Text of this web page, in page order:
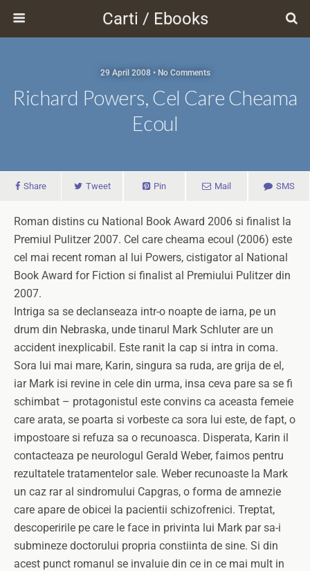
Carti / Ebooks
29 April 2008 • No Comments
Richard Powers, Cel Care Cheama
Ecoul
Share Tweet Pin Mail SMS
Roman distins cu National Book Award 2006 si finalist la
Premiul Pulitzer 2007. Cel care cheama ecoul (2006) este
cel mai recent roman al lui Powers, cistigator al National
Book Award for Fiction si finalist al Premiului Pulitzer din
2007.
Intriga sa se declanseaza intr-o noapte de iarna, pe un
drum din Nebraska, unde tinarul Mark Schluter are un
accident inexplicabil. Este ranit la cap si intra in coma.
Sora lui mai mare, Karin, singura sa ruda, are grija de el,
iar Mark isi revine in cele din urma, insa ceva pare sa se fi
schimbat – protagonistul este convins ca aceasta femeie
care arata, se poarta si vorbeste ca sora lui este, de fapt, o
impostoare si refuza sa o recunoasca. Disperata, Karin il
contacteaza pe neurologul Gerald Weber, faimos pentru
rezultatele tratamentelor sale. Weber recunoaste la Mark
un caz rar al sindromului Capgras, o forma de amnezie
care apare de obicei la pacientii schizofrenici. Treptat,
descoperirile pe care le face in privinta lui Mark par sa-i
submineze doctorului propria constiinta de sine. Si din
acest punct romanul se invaluie din ce in ce mai mult in